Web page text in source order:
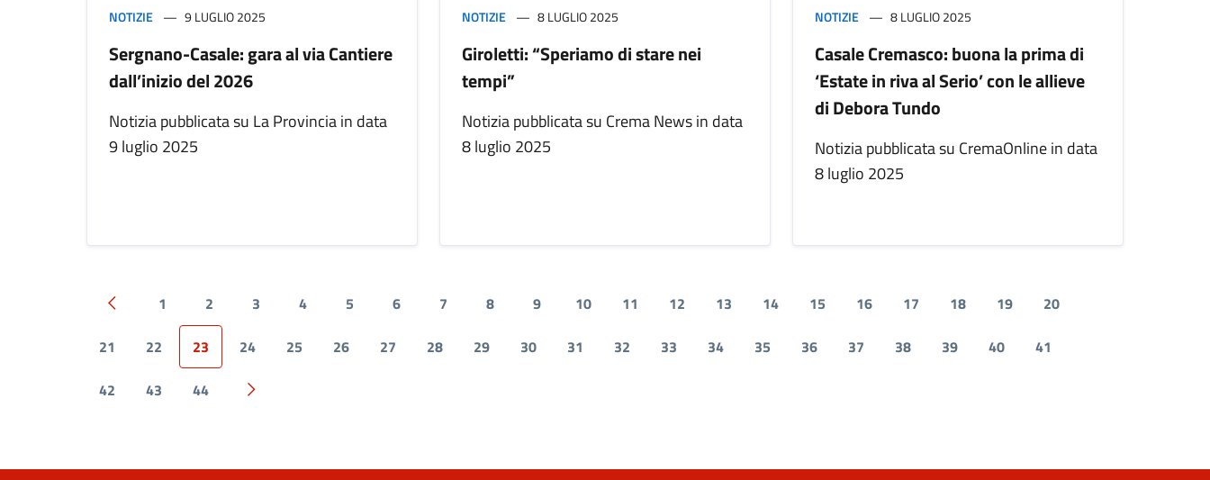
NOTIZIE 9 LUGLIO 2025
Sergnano-Casale: gara al via Cantiere
dall’inizio del 2026
Notizia pubblicata su La Provincia in data
9 luglio 2025
NOTIZIE 8 LUGLIO 2025
Giroletti: “Speriamo di stare nei
tempi”
Notizia pubblicata su Crema News in data
8 luglio 2025
NOTIZIE 8 LUGLIO 2025
Casale Cremasco: buona la prima di
‘Estate in riva al Serio’ con le allieve
di Debora Tundo
Notizia pubblicata su CremaOnline in data
8 luglio 2025
Pagina precedente
1 2 3 4 5 6 7 8 9 10 11 12 13 14 15 16 17 18 19
20
21
22 23 24 25 26 27 28 29 30 31 32 33 34 35 36 37 38 39 40
41
42
43 44
Pagina successiva